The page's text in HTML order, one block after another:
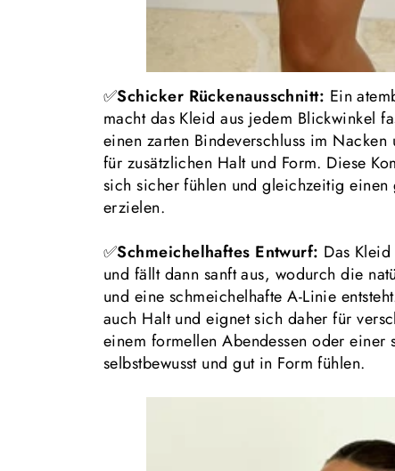
✅Schicker Rückenausschnitt: Ein
macht das Kleid aus jedem Blickwinkel
einen zarten Bindeverschluss im
für zusätzlichen Halt und Form. Diese
sich sicher fühlen und gleichzeitig einen
erzielen.
✅Schmeichelhaftes Entwurf: Das
und fällt dann sanft aus, wodurch die
und eine schmeichelhafte A-Linie
auch Halt und eignet sich daher für
einem formellen Abendessen oder einer
selbstbewusst und gut in Form fühlen.